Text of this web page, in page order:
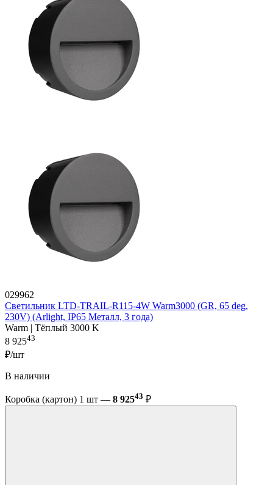
029962
Светильник LTD-TRAIL-R115-4W Warm3000 (GR, 65 deg,
230V) (Arlight, IP65 Металл, 3 года)
Warm | Тёплый 3000 K
8 92543
₽/шт
В наличии
Коробка (картон) 1 шт — 8 92543 ₽